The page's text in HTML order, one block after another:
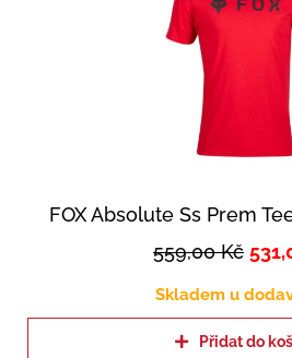
FOX Absolute Ss Prem
559,00Kč
Skladem u
Přidat do